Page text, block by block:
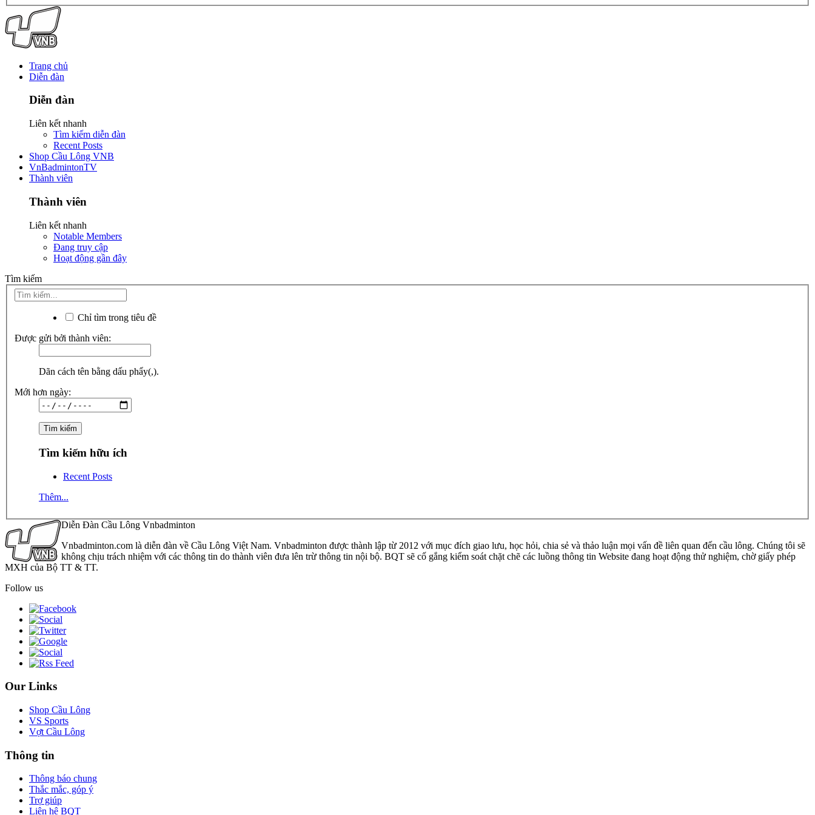
Trang chủ
Diễn đàn
Diễn đàn
Liên kết nhanh
Tìm kiếm diễn đàn
Recent Posts
Shop Cầu Lông VNB
VnBadmintonTV
Thành viên
Thành viên
Liên kết nhanh
Notable Members
Đang truy cập
Hoạt động gần đây
Tìm kiếm
Chỉ tìm trong tiêu đề
Được gửi bởi thành viên:
Dãn cách tên bằng dấu phẩy(,).
Mới hơn ngày:
Tìm kiếm hữu ích
Recent Posts
Thêm...
Diễn Đàn Cầu Lông Vnbadminton
Vnbadminton.com là diễn đàn về Cầu Lông Việt Nam. Vnbadminton được thành lập từ 2012 với mục đích giao lưu, học hỏi, chia sẻ và thảo luận mọi vấn đề liên quan đến cầu lông. Chúng tôi sẽ
không chịu trách nhiệm với các thông tin do thành viên đưa lên trừ thông tin nội bộ. BQT sẽ cố gắng kiểm soát chặt chẽ các luồng thông tin Website đang hoạt động thử nghiệm, chờ giấy phép
MXH của Bộ TT & TT.
Follow us
Our Links
Shop Cầu Lông
VS Sports
Vợt Cầu Lông
Thông tin
Thông báo chung
Thắc mắc, góp ý
Trợ giúp
Liên hệ BQT